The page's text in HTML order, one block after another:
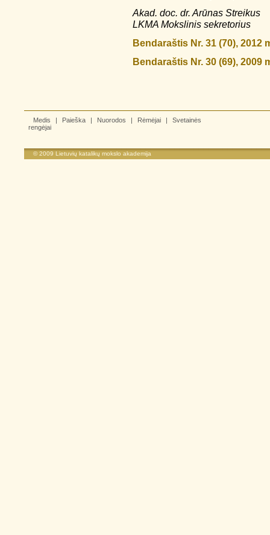
Akad. doc. dr. Arūnas Streikus
LKMA Mokslinis sekretorius
Bendaraštis Nr. 31 (70), 2012
Bendaraštis Nr. 30 (69), 2009
Medis | Paieška | Nuorodos | Rėmėjai |
Svetainės
rengėjai
© 2009 Lietuvių katalikų mokslo akademija